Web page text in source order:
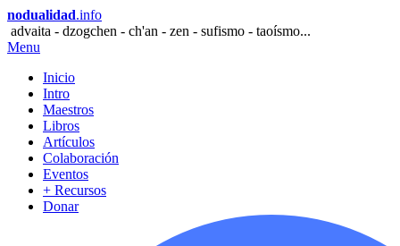
nodualidad.info
advaita - dzogchen - ch'an - zen - sufismo - taoísmo...
Menu
Inicio
Intro
Maestros
Libros
Artículos
Colaboración
Eventos
+ Recursos
Donar